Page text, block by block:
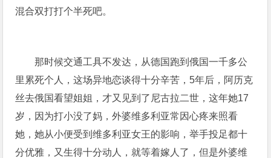
混合双打打个半死吧。
那时候交通工具不发达，从德国跑到俄国一千多公
里累死个人，这场异地恋谈得十分辛苦，5年后，阿历克
丝去俄国看望姐姐，才又见到了尼古拉二世，这年她17
岁，因为打小没了妈，外婆维多利亚常因心疼来照看
她，她从小便受到维多利亚女王的影响，举手投足都十
分优雅，又生得十分动人，就等着嫁人了，但是外婆维